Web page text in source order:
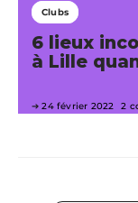
Clubs
6 lieux
à Lille
24 février 2022 2